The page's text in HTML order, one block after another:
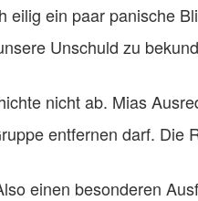
eilig ein paar panische
Unschuld zu
nicht ab. Mias
entfernen darf.
einen besonderen